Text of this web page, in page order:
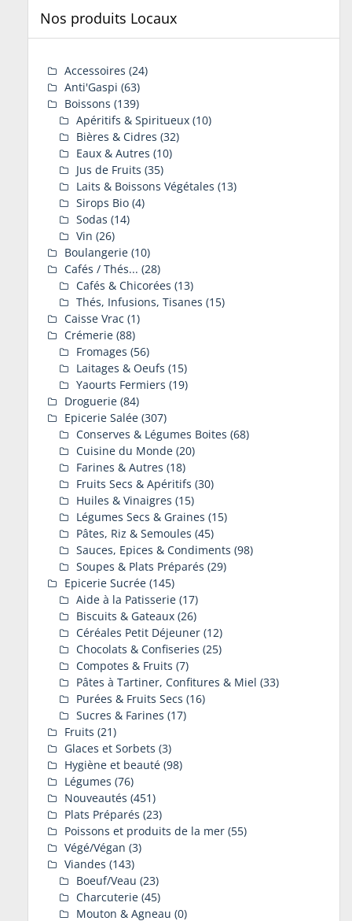
Nos produits Locaux
Accessoires (24)
Anti'Gaspi (63)
Boissons (139)
Apéritifs & Spiritueux (10)
Bières & Cidres (32)
Eaux & Autres (10)
Jus de Fruits (35)
Laits & Boissons Végétales (13)
Sirops Bio (4)
Sodas (14)
Vin (26)
Boulangerie (10)
Cafés / Thés... (28)
Cafés & Chicorées (13)
Thés, Infusions, Tisanes (15)
Caisse Vrac (1)
Crémerie (88)
Fromages (56)
Laitages & Oeufs (15)
Yaourts Fermiers (19)
Droguerie (84)
Epicerie Salée (307)
Conserves & Légumes Boites (68)
Cuisine du Monde (20)
Farines & Autres (18)
Fruits Secs & Apéritifs (30)
Huiles & Vinaigres (15)
Légumes Secs & Graines (15)
Pâtes, Riz & Semoules (45)
Sauces, Epices & Condiments (98)
Soupes & Plats Préparés (29)
Epicerie Sucrée (145)
Aide à la Patisserie (17)
Biscuits & Gateaux (26)
Céréales Petit Déjeuner (12)
Chocolats & Confiseries (25)
Compotes & Fruits (7)
Pâtes à Tartiner, Confitures & Miel (33)
Purées & Fruits Secs (16)
Sucres & Farines (17)
Fruits (21)
Glaces et Sorbets (3)
Hygiène et beauté (98)
Légumes (76)
Nouveautés (451)
Plats Préparés (23)
Poissons et produits de la mer (55)
Végé/Végan (3)
Viandes (143)
Boeuf/Veau (23)
Charcuterie (45)
Mouton & Agneau (0)